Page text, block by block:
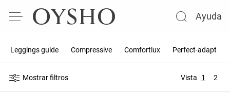
Ayuda
Leggings guide Compressive Comfortlux Perfect-adapt
Mostrar filtros Vista 1 2